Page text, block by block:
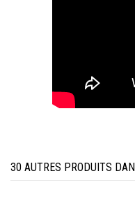
30 AUTRES PRODUITS